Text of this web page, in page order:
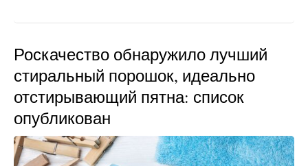
Роскачество обнаружило лучший
стиральный порошок, идеально
отстирывающий пятна: список
опубликован